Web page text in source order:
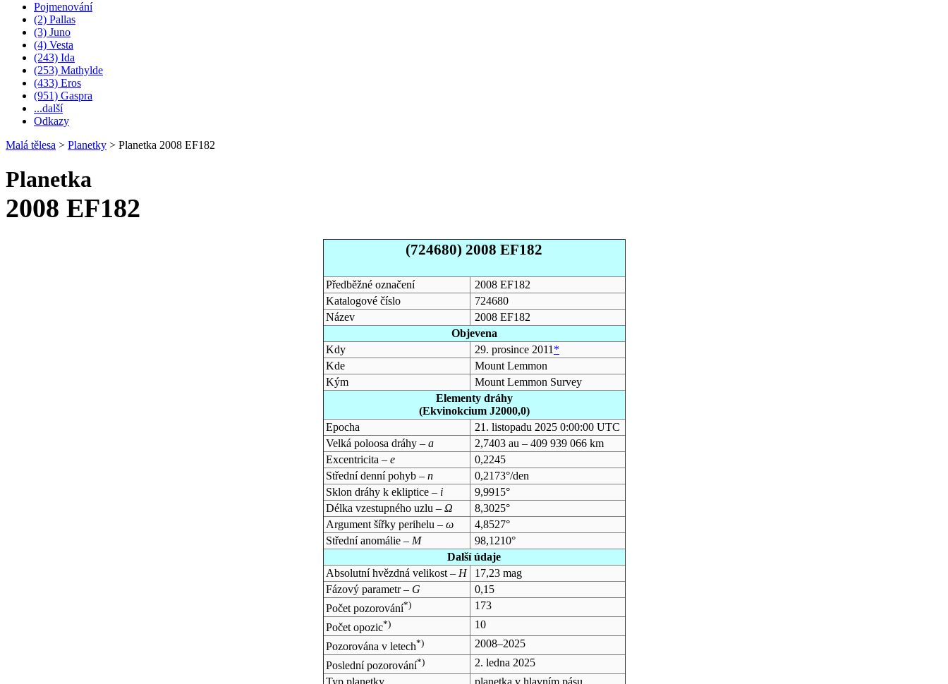
Pojmenování
(2) Pallas
(3) Juno
(4) Vesta
(243) Ida
(253) Mathylde
(433) Eros
(951) Gaspra
...další
Odkazy
Malá tělesa > Planetky > Planetka 2008 EF182
Planetka
2008 EF182
(724680) 2008 EF182
Předběžné označení
2008 EF182
Katalogové číslo
724680
Název
2008 EF182
Objevena
Kdy
29. prosince 2011 *
Kde
Mount Lemmon
Kým
Mount Lemmon Survey
Elementy dráhy
(Ekvinokcium J2000,0)
Epocha
21. listopadu 2025 0:00:00 UTC
Velká poloosa dráhy – a
2,7403 au – 409 939 066 km
Excentricita – e
0,2245
Střední denní pohyb – n
0,2173°/den
Sklon dráhy k ekliptice – i
9,9915°
Délka vzestupného uzlu – Ω
8,3025°
Argument šířky perihelu – ω
4,8527°
Střední anomálie – M
98,1210°
Další údaje
Absolutní hvězdná velikost – H
17,23 mag
Fázový parametr – G
0,15
Počet pozorování*)
173
Počet opozic*)
10
Pozorována v letech*)
2008–2025
Poslední pozorování*)
2. ledna 2025
Typ planetky
planetka v hlavním pásu